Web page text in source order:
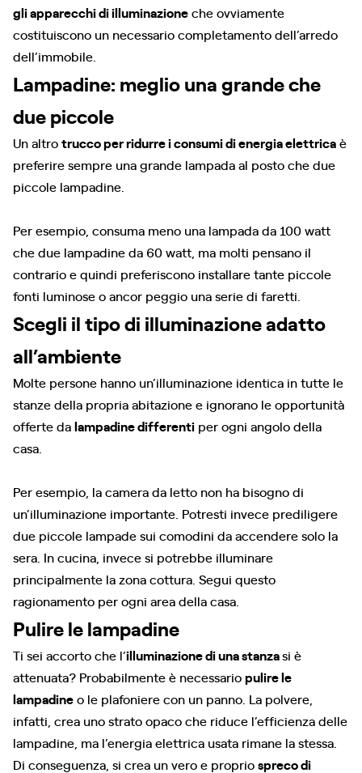
gli apparecchi di illuminazioneche ovviamente
costituiscono un necessario completamento dell’arredo
dell’immobile.
Lampadine: meglio una grande che
due piccole
Un altrotrucco per ridurre i consumi di energia elettricaè
preferire sempre una grande lampada al posto che due
piccole lampadine.
Per esempio, consuma meno una lampada da 100 watt
che due lampadine da 60 watt, ma molti pensano il
contrario e quindi preferiscono installare tante piccole
fonti luminose o ancor peggio una serie di faretti.
Scegli il tipo di illuminazione adatto
all’ambiente
Molte persone hanno un’illuminazione identica in tutte le
stanze della propria abitazione e ignorano le opportunità
offerte dalampadine differenti per ogni angolo della
casa.
Per esempio, la camera da letto non ha bisogno di
un’illuminazione importante. Potresti invece prediligere
due piccole lampade sui comodini da accendere solo la
sera. In cucina, invece si potrebbe illuminare
principalmente la zona cottura. Segui questo
ragionamento per ogni area della casa.
Pulire le lampadine
Ti sei accorto che l’illuminazione di una stanzasi è
attenuata? Probabilmente è necessariopulire le
lampadineo le plafoniere con un panno. La polvere,
infatti, crea uno strato opaco che riduce l’efficienza delle
lampadine, ma l’energia elettrica usata rimane la stessa.
Di conseguenza, si crea un vero e propriospreco di